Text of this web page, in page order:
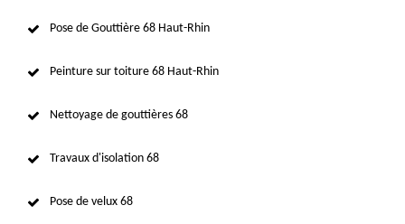
Pose de Gouttière 68 Haut-Rhin
Peinture sur toiture 68 Haut-Rhin
Nettoyage de gouttières 68
Travaux d'isolation 68
Pose de velux 68